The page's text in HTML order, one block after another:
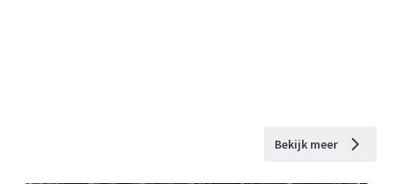
Bekijk meer